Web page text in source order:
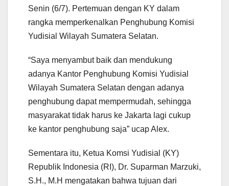
Senin (6/7). Pertemuan dengan KY dalam
rangka memperkenalkan Penghubung Komisi
Yudisial Wilayah Sumatera Selatan.
“Saya menyambut baik dan mendukung
adanya Kantor Penghubung Komisi Yudisial
Wilayah Sumatera Selatan dengan adanya
penghubung dapat mempermudah, sehingga
masyarakat tidak harus ke Jakarta lagi cukup
ke kantor penghubung saja” ucap Alex.
Sementara itu, Ketua Komsi Yudisial (KY)
Republik Indonesia (RI), Dr. Suparman Marzuki,
S.H., M.H mengatakan bahwa tujuan dari